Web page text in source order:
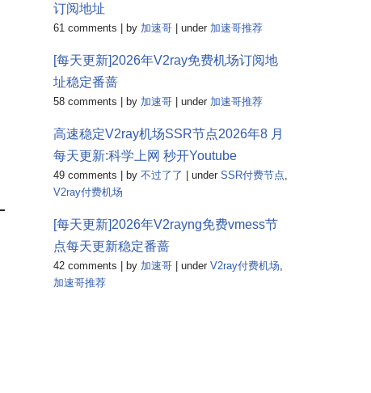
订阅地址
61 comments by 加速哥 under 加速哥推荐
[每天更新]2026年V2ray免费机场订阅地
址稳定番蔷
58 comments by 加速哥 under 加速哥推荐
高速稳定V2ray机场SSR节点2026年8 月
每天更新:科学上网 秒开Youtube
49 comments by 不过了了 under SSR付费节点,
V2ray付费机场
[每天更新]2026年V2rayng免费vmess节
点每天更新稳定番蔷
42 comments by 加速哥 under V2ray付费机场,
加速哥推荐